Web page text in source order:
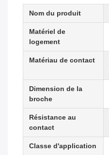
Nom du produit
Matériel de
logement
Matériau de contact
Dimension de la
broche
Résistance au
contact
Classe d'application